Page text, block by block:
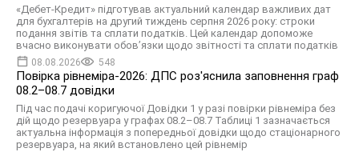
«Дебет-Кредит» підготував актуальний календар важливих дат
для бухгалтерів на другий тиждень серпня 2026 року: строки
подання звітів та сплати податків. Цей календар допоможе
вчасно виконувати обов’язки щодо звітності та сплати податків
08.08.2026 548
Повірка рівнеміра-2026: ДПС роз'яснила заповнення граф
08.2–08.7 довідки
Під час подачі коригуючої Довідки 1 у разі повірки рівнеміра без
дій щодо резервуара у графах 08.2–08.7 Таблиці 1 зазначається
актуальна інформація з попередньої довідки щодо стаціонарного
резервуара, на який встановлено цей рівнемір